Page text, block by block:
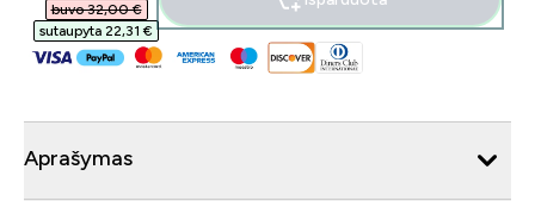
buvo 32,00 €‎
sutaupyta 22,31 €‎
Aprašymas